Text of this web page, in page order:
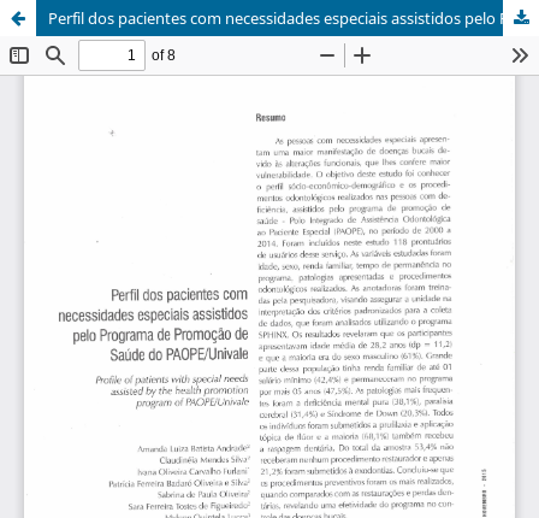
Perfil dos pacientes com necessidades especiais assistidos pelo Programa de Promoção de Saúde do PAOPE/Univale